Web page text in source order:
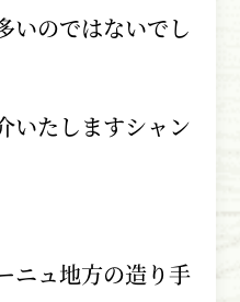
いのではないでし
いたしますシャン
ニュ地方の造り手